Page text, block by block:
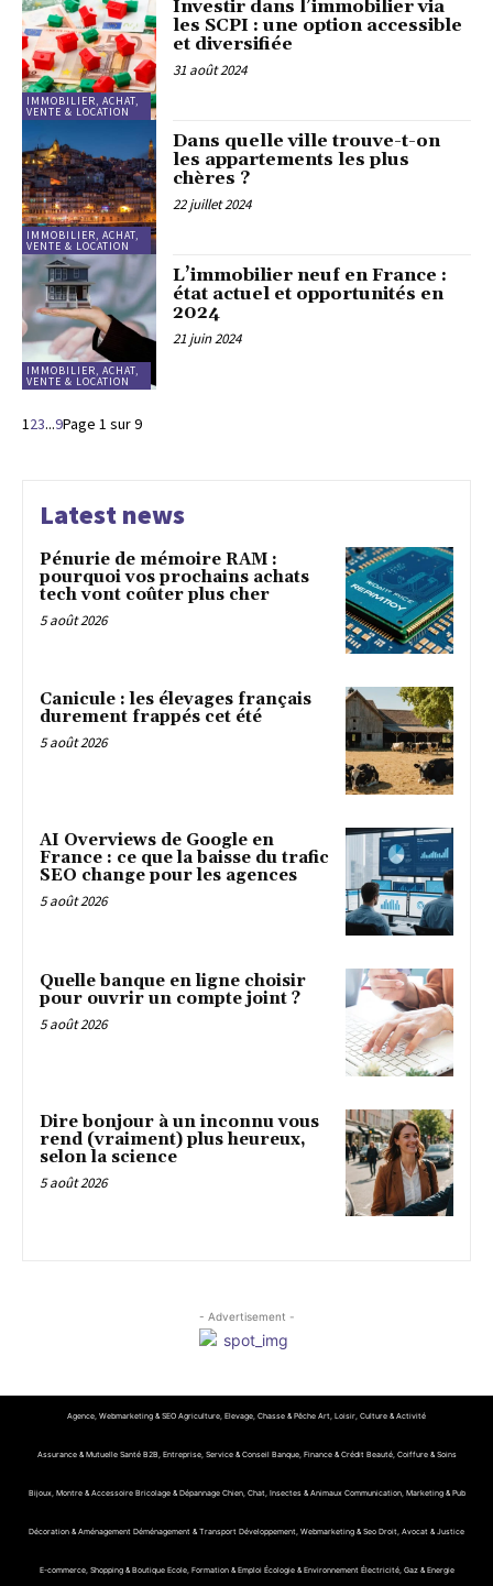
IMMOBILIER, ACHAT,
VENTE & LOCATION
Investir dans l’immobilier via
les SCPI : une option accessible
et diversifiée
31 août 2024
IMMOBILIER, ACHAT,
VENTE & LOCATION
Dans quelle ville trouve-t-on
les appartements les plus
chères ?
22 juillet 2024
IMMOBILIER, ACHAT,
VENTE & LOCATION
L’immobilier neuf en France :
état actuel et opportunités en
2024
21 juin 2024
123...9Page 1 sur 9
Latest news
Pénurie de mémoire RAM :
pourquoi vos prochains achats
tech vont coûter plus cher
5 août 2026
Canicule : les élevages français
durement frappés cet été
5 août 2026
AI Overviews de Google en
France : ce que la baisse du trafic
SEO change pour les agences
5 août 2026
Quelle banque en ligne choisir
pour ouvrir un compte joint ?
5 août 2026
Dire bonjour à un inconnu vous
rend (vraiment) plus heureux,
selon la science
5 août 2026
- Advertisement -
Agence, Webmarketing & SEO Agriculture, Elevage, Chasse & Pêche Art, Loisir, Culture & Activité
Assurance & Mutuelle Santé B2B, Entreprise, Service & Conseil Banque, Finance & Crédit Beauté, Coiffure & Soins
Bijoux, Montre & Accessoire Bricolage & Dépannage Chien, Chat, Insectes & Animaux Communication, Marketing & Pub
Décoration & Aménagement Déménagement & Transport Développement, Webmarketing & Seo Droit, Avocat & Justice
E-commerce, Shopping & Boutique Ecole, Formation & Emploi Écologie & Environnement Électricité, Gaz & Energie